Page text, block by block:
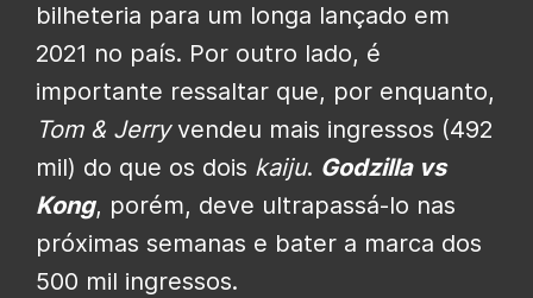
bilheteria para um longa lançado em
2021 no país. Por outro lado, é
importante ressaltar que, por enquanto,
Tom & Jerryvendeu mais ingressos (492
mil) do que os dois kaiju. Godzilla vs
Kong, porém, deve ultrapassá-lo nas
próximas semanas e bater a marca dos
500 mil ingressos.